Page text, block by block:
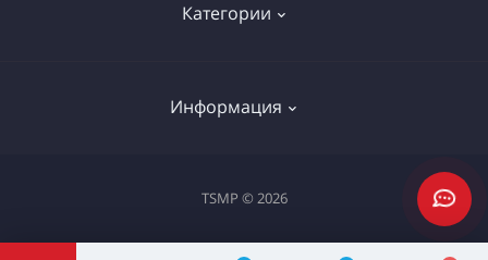
Категории
Электроинструменты
Информация
Доставка и оплата
TSMP © 2026